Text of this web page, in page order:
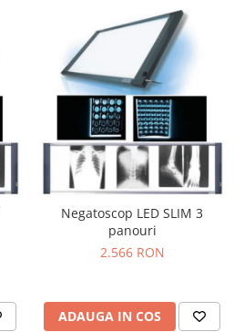
Negatoscop LED SLIM 3
panouri
2.566 RON
ADAUGA IN COS